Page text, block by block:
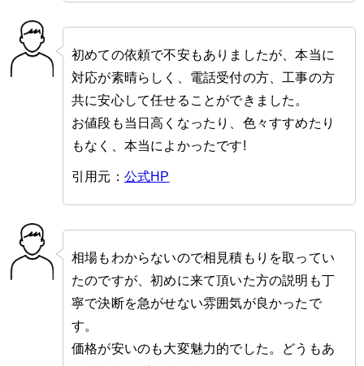
初めての依頼で不安もありましたが、本当に
対応が素晴らしく、電話受付の方、工事の方
共に安心して任せることができました。
お値段も当日高くなったり、色々すすめたり
もなく、本当によかったです!
引用元： 公式HP
相場もわからないので相見積もりを取ってい
たのですが、初めに来て頂いた方の説明も丁
寧で決断を急がせない雰囲気が良かったで
す。
価格が安いのも大変魅力的でした。どうもあ